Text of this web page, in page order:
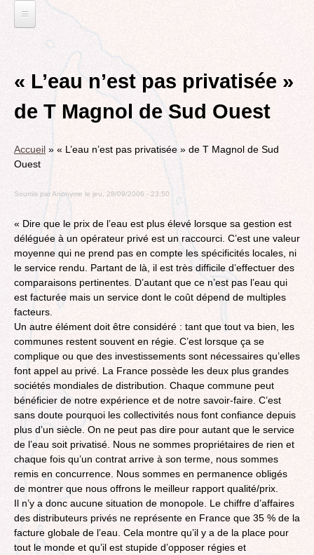
L'EAU ET LES DECHETS
ECONOMIE D’EAU, SAGE, SÉCHERESSE
LA GESTION DES DECHETS
CONTRAT DE L'EAU, POLLUTIONS DIVERSES
ELECTIONS
MUNICIPALES 2014
DÉPARTEMENTALES 2015
RUBRIQUE EN CHANTIER ET A COMPLETER
TRANSITION ECOLOGIQUE
RUBRIQUE EN CHANTIER
LA LUTTE CONTRE L’AFFICHAGE
PUBLICITAIRE
BIODIVERSITE, ENVIRONNEMENT, URBANISME
VOIRIE DOMAINE PUBLIC À MÉRIGNAC
LE TRAMWAY REJOINT L'AÉROPORT DE
BORDEAUX MÉRIGNAC : INAUGURATION,
REVUE DE PRESSE
POLITIQUE CYCLABLE, MARCHE
GRAND CONTOURNEMENT DE BORDEAUX
TRAMWAY, RER METROPOLITAIN, TRANSPORT
COLLECTIF
ROCADE VDO
TRIBUNE LIBRE
POINT DE VUE
L’ACTION POLITIQUE À MÉRIGNAC
BORDEAUX METROPOLE
EMPLOI, SOLIDARITES
ELECTIONS, RUBRIQUES DIVERSES, PETITES
PHRASES..
top
« L’eau n’est pas privatisée »
de T Magnol de Sud Ouest
Accueil » « L’eau n’est pas privatisée » de T Magnol de Sud
Ouest
Soumis parAnonyme le jeu, 28/09/2006 - 23:50
« Dire que le prix de l’eau est plus élevé lorsque sa gestion est
déléguée à un opérateur privé est un raccourci. C’est une valeur
moyenne qui ne prend pas en compte les spécificités locales, ni
le service rendu. Partant de là, il est très difficile d’effectuer des
comparaisons pertinentes. D’autant que ce n’est pas l’eau qui
est facturée mais un service dont le coût dépend de multiples
facteurs.
Un autre élément doit être considéré : tant que tout va bien, les
communes restent souvent en régie. C’est lorsque ça se
complique ou que des investissements sont nécessaires qu’elles
font appel au privé. La France possède les deux plus grandes
sociétés mondiales de distribution. Chaque commune peut
bénéficier de notre expérience et de notre savoir-faire. C’est
sans doute pourquoi les collectivités nous font confiance depuis
plus d’un siècle. On ne peut pas dire pour autant que le service
de l’eau soit privatisé. Nous ne sommes propriétaires de rien et
chaque fois qu’un contrat arrive à son terme, nous sommes
remis en concurrence. Nous sommes en permanence obligés
de montrer que nous offrons le meilleur rapport qualité/prix.
Il n’y a donc aucune situation de monopole. Le chiffre d’affaires
des distributeurs privés ne représente en France que 35 % de la
facture globale de l’eau. Cela montre qu’il y a de la place pour
tout le monde et qu’il est stupide d’opposer régies et